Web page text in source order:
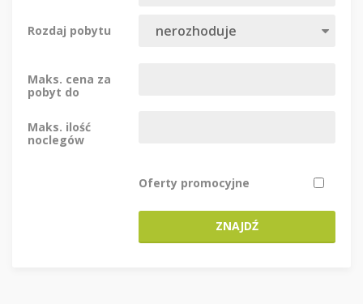
Rozdaj pobytu
Maks. cena za
pobyt do
Maks. ilość
noclegów
Oferty promocyjne
ZNAJDŹ